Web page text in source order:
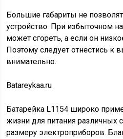
Большие габариты не
устройство. При избыточном
может сгореть, а если он
Поэтому следует отнестись к
внимательно.
Batareykaa.ru
Батарейка L1154 широко
жизни для питания различных
размеру электроприборов.